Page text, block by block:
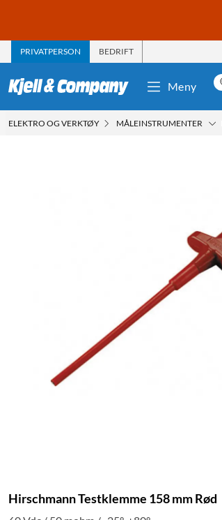
PRIVATPERSON BEDRIFT
Meny
ELEKTRO OG VERKTØY MÅLEINSTRUMENTER
Hirschmann Testklemme 158 mm Rød